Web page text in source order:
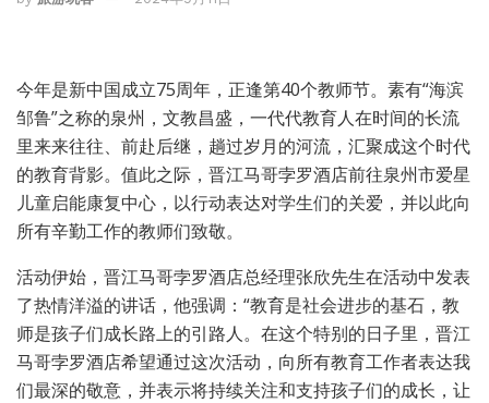
今年是新中国成立75周年，正逢第40个教师节。素有“海滨
邹鲁”之称的泉州，文教昌盛，一代代教育人在时间的长流
里来来往往、前赴后继，趟过岁月的河流，汇聚成这个时代
的教育背影。值此之际，晋江马哥孛罗酒店前往泉州市爱星
儿童启能康复中心，以行动表达对学生们的关爱，并以此向
所有辛勤工作的教师们致敬。
活动伊始，晋江马哥孛罗酒店总经理张欣先生在活动中发表
了热情洋溢的讲话，他强调：“教育是社会进步的基石，教
师是孩子们成长路上的引路人。在这个特别的日子里，晋江
马哥孛罗酒店希望通过这次活动，向所有教育工作者表达我
们最深的敬意，并表示将持续关注和支持孩子们的成长，让